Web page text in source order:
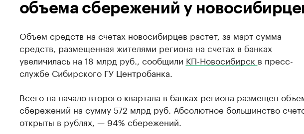
объема сбережений у
Объем средств на счетах новосибирцев растет, за март сумма
средств, размещенная жителями региона на счетах в банках
увеличилась на 18 млрд руб., сообщили КП-Новосибирск в пресс-
службе Сибирского ГУ Центробанка.
Всего на начало второго квартала в банках региона размещен
сбережений на сумму 572 млрд руб. Абсолютное большинство
открыты в рублях, — 94% сбережений.